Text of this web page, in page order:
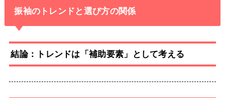
振袖のトレンドと選び方の関係
結論：トレンドは「補助要素」として考える